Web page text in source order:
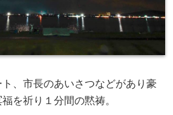
、市長のあいさつなどがあり豪
を祈り１分間の黙祷。